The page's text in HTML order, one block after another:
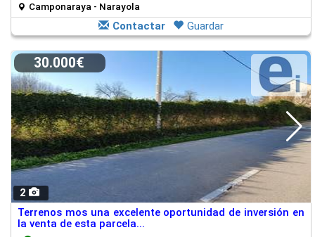
Camponaraya - Narayola
Contactar Guardar
2
30.000€
Terrenos mos una excelente oportunidad de inversión en
la venta de esta parcela...